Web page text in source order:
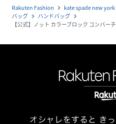
Rakuten Fashion navigate_next kate spade new
バッグ navigate_next ハンドバッグ navigate_next
【公式】ノット カラーブロック コンバー